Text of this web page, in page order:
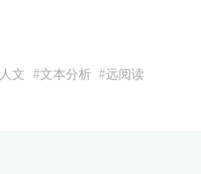
文 #文本分析 #远阅读